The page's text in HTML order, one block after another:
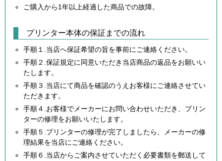
ご購入から1年以上経過した商品での故障。
プリンター本体の保証までの流れ
手順１.当店へ保証希望の旨を事前にご連絡ください。
手順２.保証規定に同意いただき当店商品の返品をお願いい
たします。
手順３.当店にて商品を確認のうえお客様にご連絡させてい
ただきます。
手順４.お客様でメーカーにお問い合わせいただき、プリン
ターの修理をお願いいたします。
手順５.プリンターの修理が完了しましたら、メーカーの修
理結果を当店にご連絡ください。
手順６.当店からご案内させていただく必要書類を郵送して